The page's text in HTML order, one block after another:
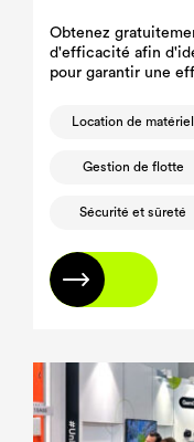
Obtenez
d'efficacité afin
pour garantir une
Location de matériel
Gestion de flotte
Sécurité et sûreté
En savoir